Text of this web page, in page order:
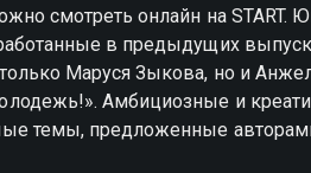
смотреть онлайн на START.
в предыдущих
Маруся Зыкова, но и
Амбициозные и
темы, предложенные
коллектива «Не